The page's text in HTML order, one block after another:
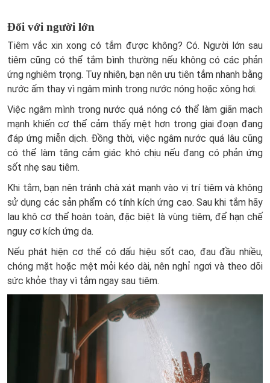
Đối với người lớn
Tiêm vắc xin xong có tắm được không? Có. Người lớn sau
tiêm cũng có thể tắm bình thường nếu không có các phản
ứng nghiêm trọng. Tuy nhiên, bạn nên ưu tiên tắm nhanh bằng
nước ấm thay vì ngâm mình trong nước nóng hoặc xông hơi.
Việc ngâm mình trong nước quá nóng có thể làm giãn mạch
mạnh khiến cơ thể cảm thấy mệt hơn trong giai đoạn đang
đáp ứng miễn dịch. Đồng thời, việc ngâm nước quá lâu cũng
có thể làm tăng cảm giác khó chịu nếu đang có phản ứng
sốt nhẹ sau tiêm.
Khi tắm, bạn nên tránh chà xát mạnh vào vị trí tiêm và không
sử dụng các sản phẩm có tính kích ứng cao. Sau khi tắm hãy
lau khô cơ thể hoàn toàn, đặc biệt là vùng tiêm, để hạn chế
nguy cơ kích ứng da.
Nếu phát hiện cơ thể có dấu hiệu sốt cao, đau đầu nhiều,
chóng mặt hoặc mệt mỏi kéo dài, nên nghỉ ngơi và theo dõi
sức khỏe thay vì tắm ngay sau tiêm.